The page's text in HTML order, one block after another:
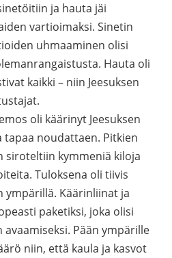
ja hauta jäi
vartioimaksi. Sinetin
uhmaaminen olisi
Hauta oli
kaikki – niin Jeesuksen
oli käärinyt Jeesuksen
noudattaen. Pitkien
siroteltiin kymmeniä kiloja
Tuloksena oli tiivis
ympärillä. Käärinliinat ja
paketiksi, joka olisi
Pään ympärille
niin, että kaula ja kasvot